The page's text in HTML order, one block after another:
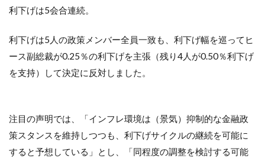
利下げは5会合連続。
利下げは5人の政策メンバー全員一致も、利下げ幅を巡ってヒ
ース副総裁が0.25％の利下げを主張（残り4人が0.50％利下げ
を支持）して決定に反対しました。
注目の声明では、「インフレ環境は（景気）抑制的な金融政
策スタンスを維持しつつも、利下げサイクルの継続を可能に
すると予想している」とし、「同程度の調整を検討する可能